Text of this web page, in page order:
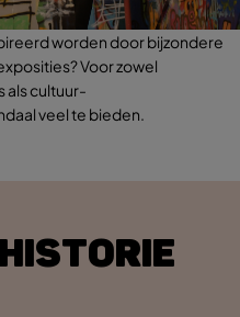
worden door bijzondere
Voor zowel
als cultuur-
veel te bieden.